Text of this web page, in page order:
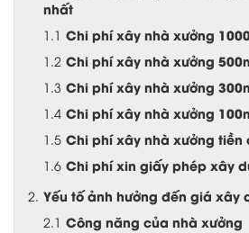
nhất
Chi phí xây nhà xưởng
Chi phí xây nhà xưởng
Chi phí xây nhà xưởng
Chi phí xây nhà xưởng
Chi phí xây nhà xưởng tiền
Chi phí xin giấy phép xây
Yếu tố ảnh hưởng đến giá xây
Công năng của nhà xưởng